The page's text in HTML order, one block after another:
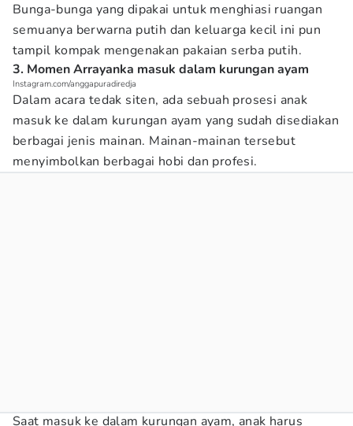
Bunga-bunga yang dipakai untuk menghiasi ruangan
semuanya berwarna putih dan keluarga kecil ini pun
tampil kompak mengenakan pakaian serba putih.
3. Momen Arrayanka masuk dalam kurungan ayam
Instagram.com/anggapuradiredja
Dalam acara tedak siten, ada sebuah prosesi anak
masuk ke dalam kurungan ayam yang sudah disediakan
berbagai jenis mainan. Mainan-mainan tersebut
menyimbolkan berbagai hobi dan profesi.
Saat masuk ke dalam kurungan ayam, anak harus